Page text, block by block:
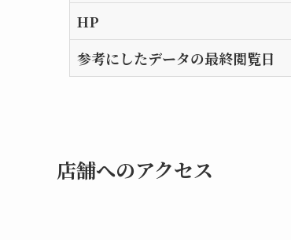
HP
参考にしたデータの最終閲覧日
店舗へのアクセス